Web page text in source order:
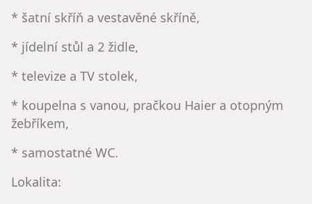
* šatní skříň a vestavěné skříně,
* jídelní stůl a 2 židle,
* televize a TV stolek,
* koupelna s vanou, pračkou Haier a otopným
žebříkem,
* samostatné WC.
Lokalita: